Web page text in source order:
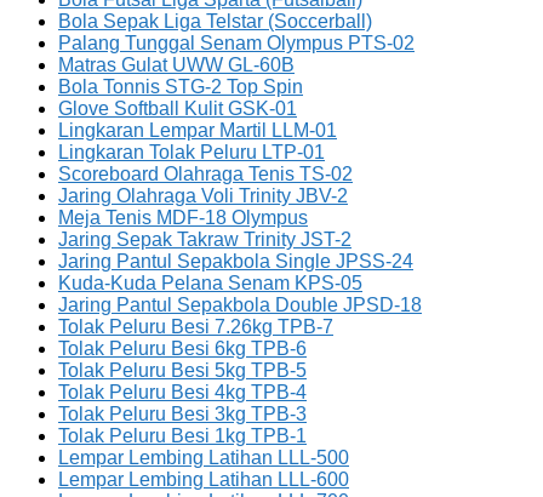
Bola Sepak Liga Telstar (Soccerball)
Palang Tunggal Senam Olympus PTS-02
Matras Gulat UWW GL-60B
Bola Tonnis STG-2 Top Spin
Glove Softball Kulit GSK-01
Lingkaran Lempar Martil LLM-01
Lingkaran Tolak Peluru LTP-01
Scoreboard Olahraga Tenis TS-02
Jaring Olahraga Voli Trinity JBV-2
Meja Tenis MDF-18 Olympus
Jaring Sepak Takraw Trinity JST-2
Jaring Pantul Sepakbola Single JPSS-24
Kuda-Kuda Pelana Senam KPS-05
Jaring Pantul Sepakbola Double JPSD-18
Tolak Peluru Besi 7.26kg TPB-7
Tolak Peluru Besi 6kg TPB-6
Tolak Peluru Besi 5kg TPB-5
Tolak Peluru Besi 4kg TPB-4
Tolak Peluru Besi 3kg TPB-3
Tolak Peluru Besi 1kg TPB-1
Lempar Lembing Latihan LLL-500
Lempar Lembing Latihan LLL-600